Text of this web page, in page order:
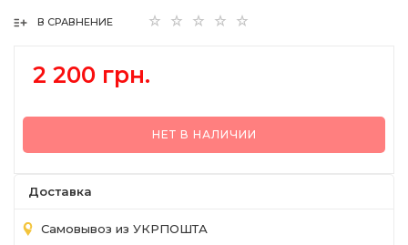
В СРАВНЕНИЕ
2 200 грн.
НЕТ В НАЛИЧИИ
Доставка
Самовывоз из УКРПОШТА